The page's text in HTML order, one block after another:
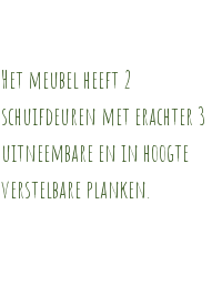
Het meubel heeft 2
schuifdeuren met erachter 3
uitneembare en in hoogte
verstelbare planken.